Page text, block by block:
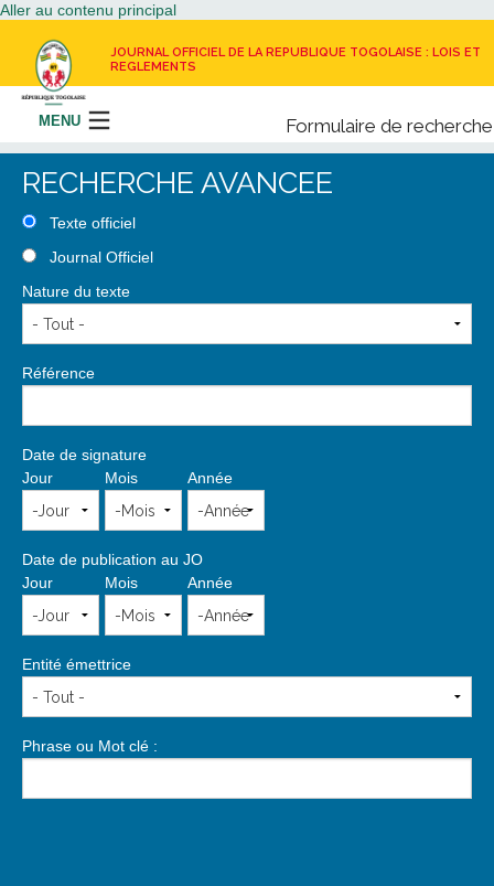
Aller au contenu principal
JOURNAL OFFICIEL DE LA REPUBLIQUE TOGOLAISE : LOIS ET
REGLEMENTS
Formulaire de recherche
Rechercher
MENU
LE JOURNAL OFFICIEL
RECEVOIR LE JOURNAL OFFICIEL
NOUS CONTACTER
RECHERCHE AVANCEE
Texte officiel
Journal Officiel
Nature du texte
Référence
Date de signature
Jour
Mois Année
Date de publication au JO
Jour
Mois Année
Entité émettrice
Phrase ou Mot clé :